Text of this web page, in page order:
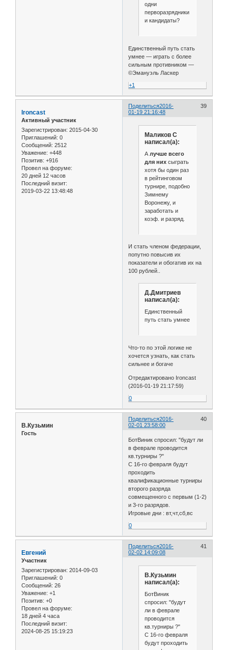
одни
перворазрядники
и кандидаты?
Единственный путь стать
умнее — играть с более
сильным противником —
©Эмануэль Ласкер
+1
Поделиться 39
2016-
01-19 21:16:48
Ironcast
Активный участник
Зарегистрирован: 2015-04-30
Приглашений: 0
Сообщений: 2512
Уважение: +448
Позитив: +916
Провел на форуме:
20 дней 12 часов
Последний визит:
2019-03-22 13:48:48
Маликов С
написал(а):
А лучше всего
для нихсыграть
хотя бы один раз
в рейтинговом
турнире, подобно
Зимнему
Воронежу, и
заработать и
коэф. и разряд.
И стать членом федерации,
попутно повысив их
показатели и обогатив их на
100 рублей..
Д.Дмитриев
написал(а):
Единственный
путь стать умнее
Что-то по этой логике не
хочется узнать, как стать
сильнее и богаче
Отредактировано Ironcast
(2016-01-19 21:17:59)
0
Поделиться 40
2016-
02-01 23:58:00
В.Кузьмин
Гость
БотВиник спросил: "будут ли
в феврале проводится
кв.турниры ?"
С 16-го февраля будут
проходить
квалификационные турниры
второго разряда
совмещенного с первым (1-2)
и 3-го разрядов.
Игровые дни : вт,чт,сб,вс
0
Поделиться 41
2016-
02-02 14:09:08
Евгений
Участник
Зарегистрирован: 2014-09-03
Приглашений: 0
Сообщений: 26
Уважение: +1
Позитив: +0
Провел на форуме:
18 дней 4 часа
Последний визит:
2024-08-25 15:19:23
В.Кузьмин
написал(а):
БотВиник
спросил: "будут
ли в феврале
проводится
кв.турниры ?"
С 16-го февраля
будут проходить